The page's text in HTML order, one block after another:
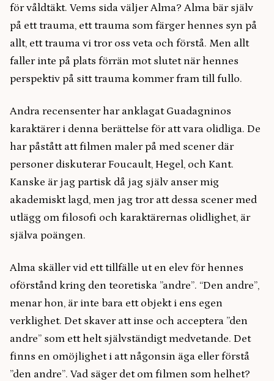
för våldtäkt. Vems sida väljer Alma? Alma bär själv
på ett trauma, ett trauma som färger hennes syn på
allt, ett trauma vi tror oss veta och förstå. Men allt
faller inte på plats förrän mot slutet när hennes
perspektiv på sitt trauma kommer fram till fullo.
Andra recensenter har anklagat Guadagninos
karaktärer i denna berättelse för att vara olidliga. De
har påstått att filmen maler på med scener där
personer diskuterar Foucault, Hegel, och Kant.
Kanske är jag partisk då jag själv anser mig
akademiskt lagd, men jag tror att dessa scener med
utlägg om filosofi och karaktärernas olidlighet, är
själva poängen.
Alma skäller vid ett tillfälle ut en elev för hennes
oförstånd kring den teoretiska ”andre”. “Den andre”,
menar hon, är inte bara ett objekt i ens egen
verklighet. Det skaver att inse och acceptera ”den
andre” som ett helt självständigt medvetande. Det
finns en omöjlighet i att någonsin äga eller förstå
”den andre”. Vad säger det om filmen som helhet?